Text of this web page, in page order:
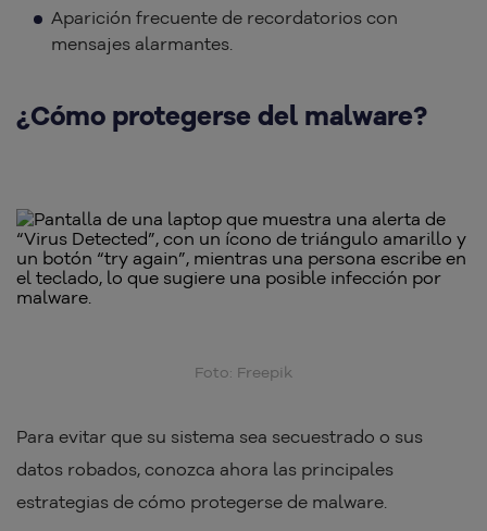
Aparición frecuente de recordatorios con
mensajes alarmantes.
¿Cómo protegerse del malware?
Foto: Freepik
Para evitar que su sistema sea secuestrado o sus
datos robados, conozca ahora las principales
estrategias de cómo protegerse de malware.